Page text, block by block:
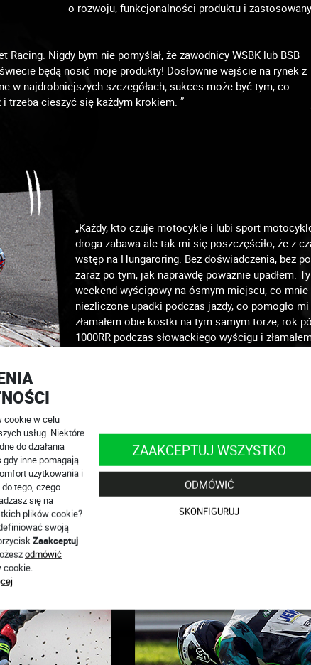
cookie w celu
usług. Niektóre
do działania
gdy inne pomagają
użytkowania i
tego, czego
się na
plików cookie?
swoją
Zaakceptuj
odmówić
cookie.
ZAAKCEPTUJ WSZYSTKO
ODMÓWIĆ
SKONFIGURUJ
o rozwoju, funkcjonalności produktu i
Racing. Nigdy bym nie pomyślał, że zawodnicy WSBK lub BSB
będą nosić moje produkty! Dosłownie wejście na rynek z
w najdrobniejszych szczegółach; sukces może być tym, co
trzeba cieszyć się każdym krokiem. ”
„Każdy, kto czuje motocykle i lubi sport
droga zabawa ale tak mi się poszczęściło, że z
wstęp na Hungaroring. Bez doświadczenia, bez
zaraz po tym, jak naprawdę poważnie upadłem.
weekend wyścigowy na ósmym miejscu, co mnie
niezliczone upadki podczas jazdy, co pomogło
złamałem obie kostki na tym samym torze, rok
1000RR podczas słowackiego wyścigu i
wyścig. Próbowałem, co to jest wygrać, jak
poświęcić. Do dziś podziwiam wszystkich
najcenniejsza wiedza. Ci zawodnicy są na granicy, do której
z kierowcami BSB, WSBK i ERZ w zakresie
kombinezonu, nad którym pracujemy od 10 lat!